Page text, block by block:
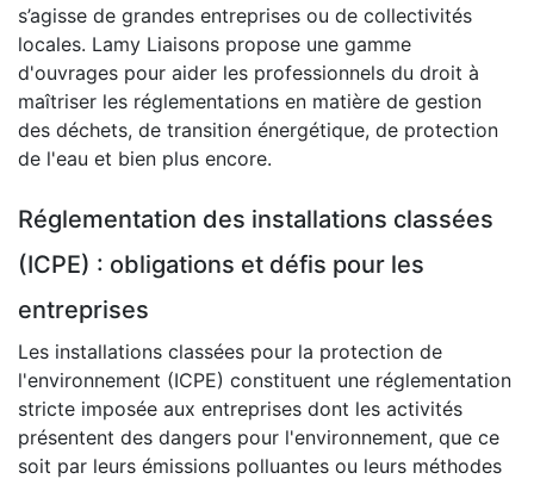
s’agisse de grandes entreprises ou de collectivités
locales. Lamy Liaisons propose une gamme
d'ouvrages pour aider les professionnels du droit à
maîtriser les réglementations en matière de gestion
des déchets, de transition énergétique, de protection
de l'eau et bien plus encore.
Réglementation des installations classées
(ICPE) : obligations et défis pour les
entreprises
Les installations classées pour la protection de
l'environnement (ICPE) constituent une réglementation
stricte imposée aux entreprises dont les activités
présentent des dangers pour l'environnement, que ce
soit par leurs émissions polluantes ou leurs méthodes